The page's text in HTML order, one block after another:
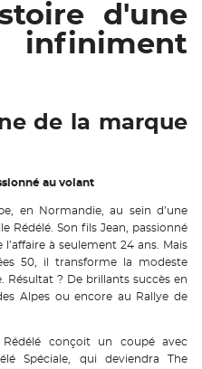
d'une
de la marque
au volant
en Normandie, au sein d’une
Rédélé. Son fils Jean, passionné
à seulement 24 ans. Mais
50, il transforme la modeste
Résultat ? De brillants succès en
Alpes ou encore au Rallye de
conçoit un coupé avec
Spéciale, qui deviendra The